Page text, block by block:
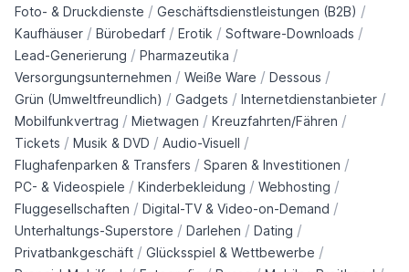
Foto- & Druckdienste / Geschäftsdienstleistungen (B2B) /
Kaufhäuser / Bürobedarf / Erotik / Software-Downloads /
Lead-Generierung / Pharmazeutika /
Versorgungsunternehmen / Weiße Ware / Dessous /
Grün (Umweltfreundlich) / Gadgets / Internetdienstanbieter /
Mobilfunkvertrag / Mietwagen / Kreuzfahrten/Fähren /
Tickets / Musik & DVD / Audio-Visuell /
Flughafenparken & Transfers / Sparen & Investitionen /
PC- & Videospiele / Kinderbekleidung / Webhosting /
Fluggesellschaften / Digital-TV & Video-on-Demand /
Unterhaltungs-Superstore / Darlehen / Dating /
Privatbankgeschäft / Glücksspiel & Wettbewerbe /